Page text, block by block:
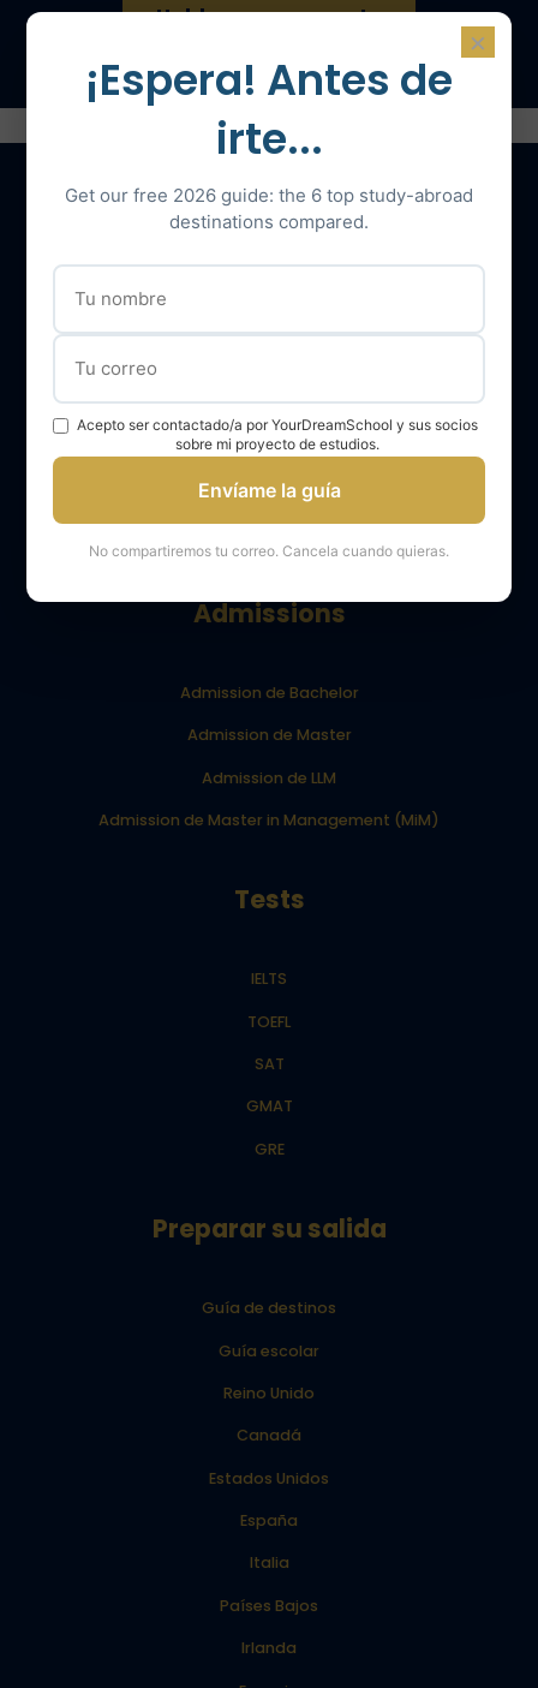
Hable con un experto
Nuestros servicios
YourDreamSchool, un socio para su éxito
Obtener apoyo
Opiniones de los alumnos de YourDreamSchool
Resultados de los alumnos de YourDreamSchool
Admissions
Admission de Bachelor
Admission de Master
Admission de LLM
Admission de Master in Management (MiM)
Tests
IELTS
TOEFL
SAT
GMAT
GRE
Preparar su salida
Guía de destinos
Guía escolar
Reino Unido
Canadá
Estados Unidos
España
Italia
Países Bajos
Irlanda
×
¡Espera! Antes de
irte...
Get our free 2026 guide: the 6 top study-abroad
destinations compared.
Acepto ser contactado/a por YourDreamSchool y sus socios
sobre mi proyecto de estudios.
Envíame la guía
No compartiremos tu correo. Cancela cuando quieras.